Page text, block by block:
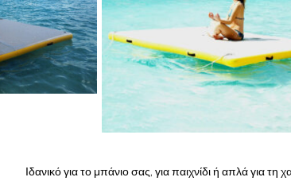
Ιδανικό για το μπάνιο σας, για παιχνίδι ή απλά για